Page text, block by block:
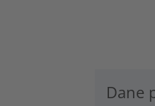
Dane